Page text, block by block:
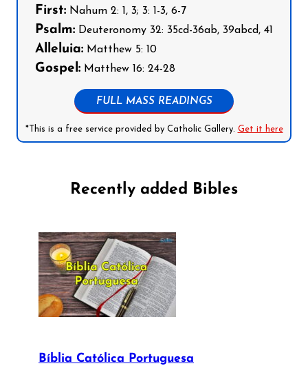
First: Nahum 2: 1, 3; 3: 1-3, 6-7
Psalm: Deuteronomy 32: 35cd-36ab, 39abcd, 41
Alleluia: Matthew 5: 10
Gospel: Matthew 16: 24-28
FULL MASS READINGS
*This is a free service provided by Catholic Gallery. Get it here
Recently added Bibles
Bíblia Católica Portuguesa